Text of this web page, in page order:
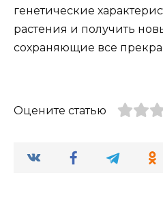
генетические
растения и получить
сохраняющие все
Оцените статью